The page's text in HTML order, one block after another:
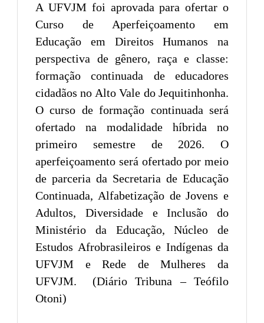
A UFVJM foi aprovada para ofertar o
Curso de Aperfeiçoamento em
Educação em Direitos Humanos na
perspectiva de gênero, raça e classe:
formação continuada de educadores
cidadãos no Alto Vale do Jequitinhonha.
O curso de formação continuada será
ofertado na modalidade híbrida no
primeiro semestre de 2026. O
aperfeiçoamento será ofertado por meio
de parceria da Secretaria de Educação
Continuada, Alfabetização de Jovens e
Adultos, Diversidade e Inclusão do
Ministério da Educação, Núcleo de
Estudos Afrobrasileiros e Indígenas da
UFVJM e Rede de Mulheres da
UFVJM. (Diário Tribuna – Teófilo
Otoni)